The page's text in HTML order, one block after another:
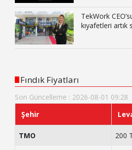
TekWork
kıyafetleri
Fındık Fiyatları
Son Güncelleme : 2026-08-01 09:28
Şehir
TMO 200